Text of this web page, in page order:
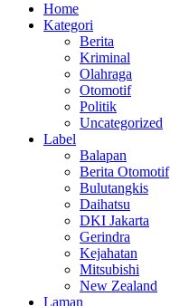
Home
Kategori
Berita
Kriminal
Olahraga
Otomotif
Politik
Uncategorized
Label
Balapan
Berita Otomotif
Bulutangkis
Daihatsu
DKI Jakarta
Gerindra
Kejahatan
Mitsubishi
New Zealand
Laman